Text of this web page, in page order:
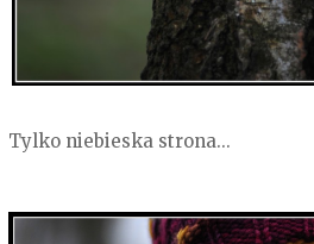
Tylko niebieska strona...